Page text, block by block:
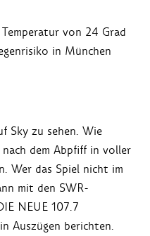
von 24 Grad
in München
Sky zu sehen. Wie
dem Abpfiff in voller
Wer das Spiel nicht im
mit den SWR-
NEUE 107.7
Auszügen berichten.